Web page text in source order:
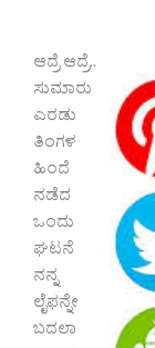
ಆದ್ರೆ ಆದ್ರೆ..
ಸುಮಾರು
ಎರಡು
ತಿಂಗಳ
ಹಿಂದೆ
ನಡೆದ
ಒಂದು
ಘಟನೆ
ನನ್ನ
ಲೈಫನ್ನೇ
ಬದಲಾ